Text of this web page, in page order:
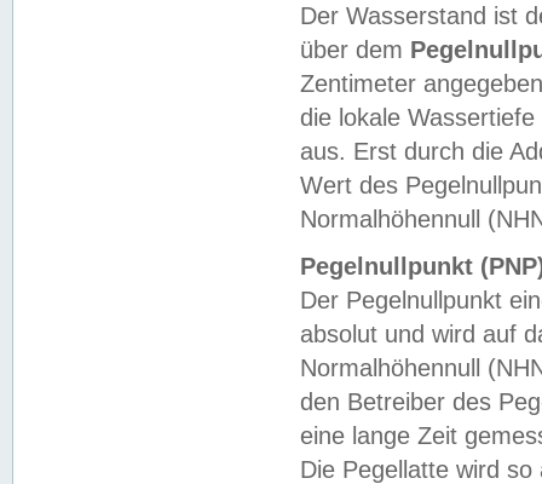
Der Wasserstand ist
über dem
Zentimeter
die lokale
aus. Erst durch die
Wert des
Normalhöhennull
Pegelnullpunkt
Der Pegelnullpunkt
absolut und wird auf
Normalhöhennull
den Betreiber des
eine lange Zeit
Die Pegellatte wird